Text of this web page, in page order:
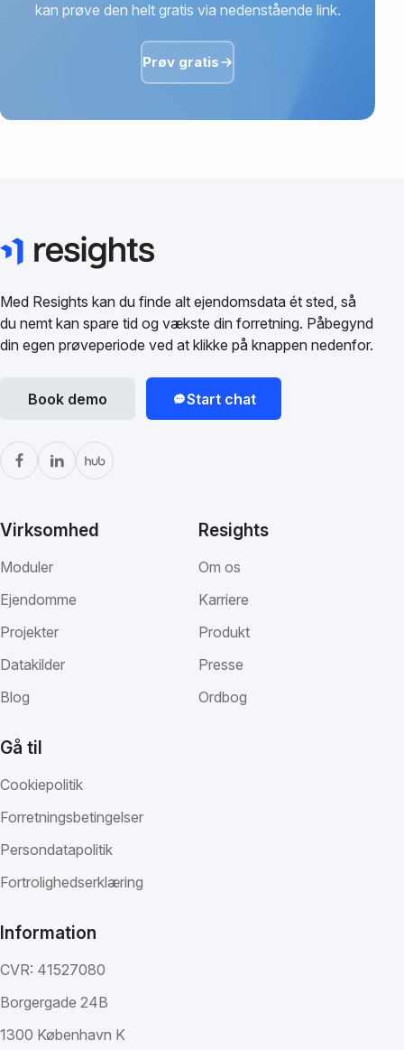
kan prøve den helt gratis via nedenstående link.
Prøv gratis
Med Resights kan du finde alt ejendomsdata ét sted, så
du nemt kan spare tid og vækste din forretning. Påbegynd
din egen prøveperiode ved at klikke på knappen nedenfor.
Book demo Start chat
Virksomhed
Moduler
Ejendomme
Projekter
Datakilder
Blog
Resights
Om os
Karriere
Produkt
Presse
Ordbog
Gå til
Cookiepolitik
Forretningsbetingelser
Persondatapolitik
Fortrolighedserklæring
Information
CVR: 41527080
Borgergade 24B
1300 København K